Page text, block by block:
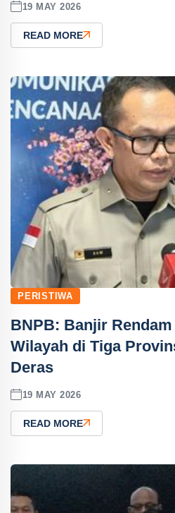
19 MAY 2026
READ MORE
PERISTIWA
BNPB: Banjir
Wilayah di Tiga
Deras
19 MAY 2026
READ MORE